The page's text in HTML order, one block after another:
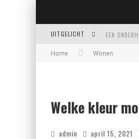
UITGELICHT
Home Wonen
Welke kleur
admin april 15, 2021